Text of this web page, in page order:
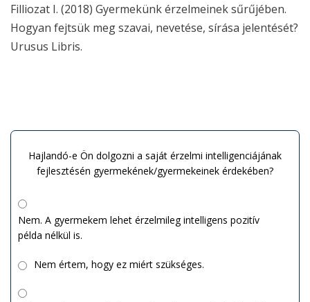
Filliozat I. (2018) Gyermekünk érzelmeinek sűrűjében.
Hogyan fejtsük meg szavai, nevetése, sírása jelentését?
Urusus Libris.
Hajlandó-e Ön dolgozni a saját érzelmi intelligenciájának
fejlesztésén gyermekének/gyermekeinek érdekében?
Nem. A gyermekem lehet érzelmileg intelligens pozitív
példa nélkül is.
Nem értem, hogy ez miért szükséges.